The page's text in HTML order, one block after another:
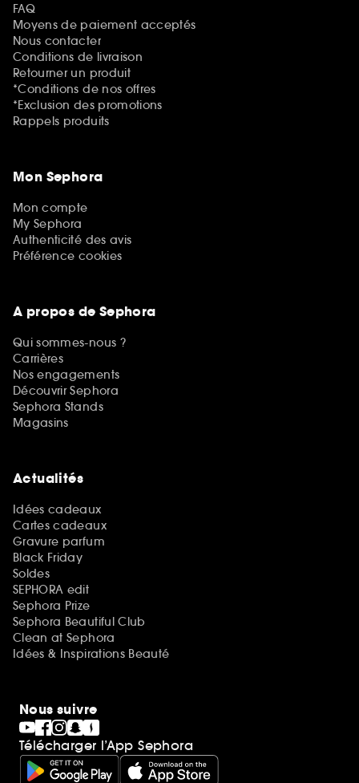
FAQ
Moyens de paiement acceptés
Nous contacter
Conditions de livraison
Retourner un produit
*Conditions de nos offres
*Exclusion des promotions
Rappels produits
Mon Sephora
Mon compte
My Sephora
Authenticité des avis
Préférence cookies
A propos de Sephora
Qui sommes-nous ?
Carrières
Nos engagements
Découvrir Sephora
Sephora Stands
Magasins
Actualités
Idées cadeaux
Cartes cadeaux
Gravure parfum
Black Friday
Soldes
SEPHORA edit
Sephora Prize
Sephora Beautiful Club
Clean at Sephora
Idées & Inspirations Beauté
Nous suivre
Télécharger l’App Sephora